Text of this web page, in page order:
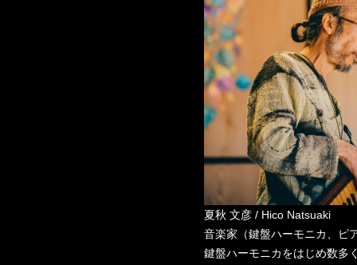
夏秋 文彦 / Hico Natsuaki
音楽家（鍵盤ハーモニカ、ピ
鍵盤ハーモニカをはじめ数多